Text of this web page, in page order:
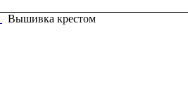
Вышивка крестом